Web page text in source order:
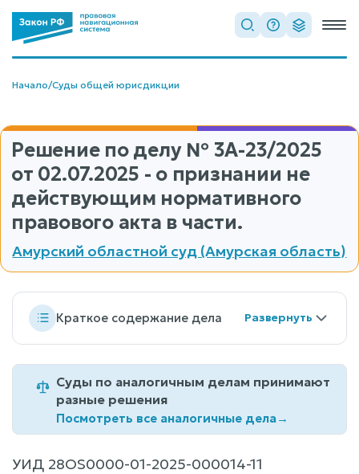
Начало/Суды общей юрисдикции
Решение по делу № 3А-23/2025
от 02.07.2025 - о признании не
действующим нормативного
правового акта в части.
Амурский областной суд (Амурская область)
Краткое содержание дела
Суды по аналогичным делам принимают
разные решения
Посмотреть все аналогичные дела→
УИД 28OS0000-01-2025-000014-11